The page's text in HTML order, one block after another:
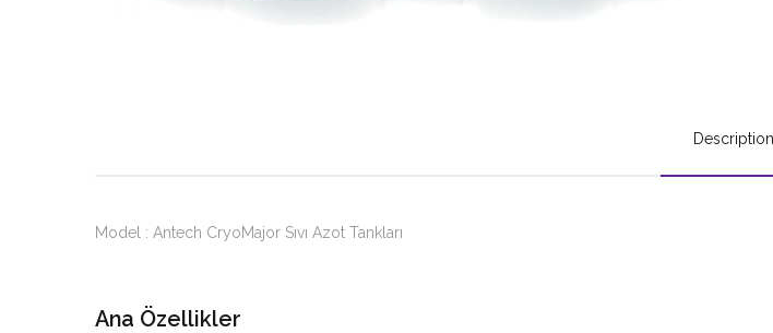
Description
Model : Antech CryoMajor Sıvı Azot Tankları
Ana Özellikler